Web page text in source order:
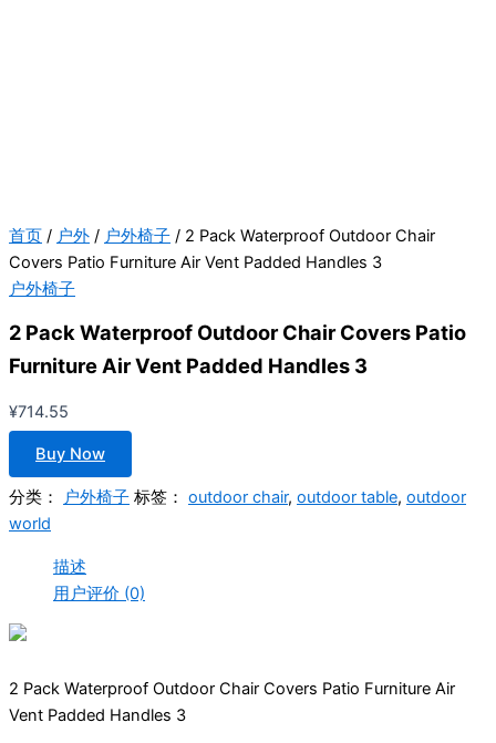
首页 / 户外 / 户外椅子 / 2 Pack Waterproof Outdoor Chair
Covers Patio Furniture Air Vent Padded Handles 3
户外椅子
2 Pack Waterproof Outdoor Chair Covers Patio
Furniture Air Vent Padded Handles 3
¥714.55
Buy Now
分类： 户外椅子 标签： outdoor chair, outdoor table, outdoor
world
描述
用户评价 (0)
2 Pack Waterproof Outdoor Chair Covers Patio Furniture Air
Vent Padded Handles 3